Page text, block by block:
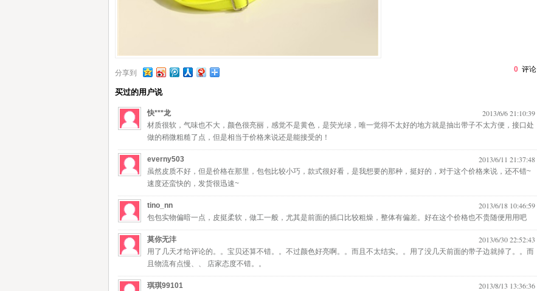
分享到 0 评论
买过的用户说
快***龙
材质很软，气味也不大，颜色很亮丽，感觉不是黄色，是荧光绿，唯一觉得不太好的地方就是抽出带子不太方便，接口处
做的稍微粗糙了点，但是相当于价格来说还是能接受的！
2013/6/6 21:10:39
everny503
虽然皮质不好，但是价格在那里，包包比较小巧，款式很好看，是我想要的那种，挺好的，对于这个价格来说，还不错~
速度还蛮快的，发货很迅速~
2013/6/11 21:37:48
tino_nn
包包实物偏暗一点，皮挺柔软，做工一般，尤其是前面的插口比较粗燥，整体有偏差。好在这个价格也不贵随便用用吧
2013/6/18 10:46:59
莫你无沣
用了几天才给评论的。。宝贝还算不错。。不过颜色好亮啊。。而且不太结实。。用了没几天前面的带子边就掉了。。而
且物流有点慢、、 店家态度不错。。
2013/6/30 22:52:43
琪琪99101
2013/8/13 13:36:36